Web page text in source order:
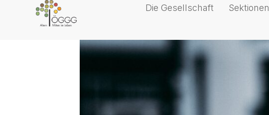
Die Gesellschaft Sektionen